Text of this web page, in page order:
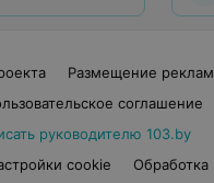
Размещение
соглашение
руководителю 103.by
cookie